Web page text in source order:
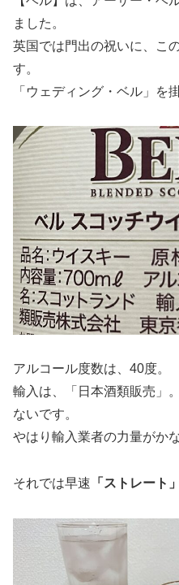
ました。
英国では門出の祝いに、こ
す。
「ウェディング・ベル」を
アルコール度数は、40度。
輸入は、「日本酒類販売」
ないです。
やはり輸入業者の力量がか
それでは早速 「ストレート」